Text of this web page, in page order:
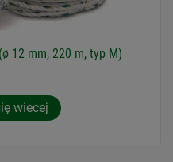
12 mm, 220 m, typ M)
wiecej